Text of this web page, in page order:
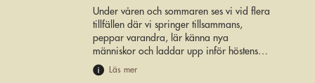
Under våren och sommaren ses vi vid flera
tillfällen där vi springer tillsammans,
peppar varandra, lär känna nya
människor och laddar upp inför höstens
stora löparfest – Sicklaloppet den 20
september.
Läs mer